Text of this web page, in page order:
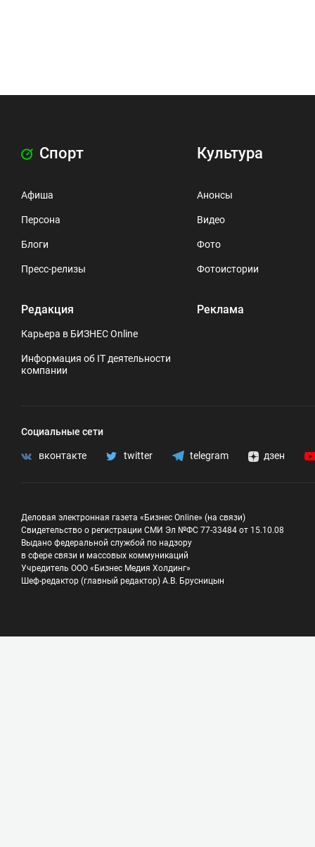
Спорт
Афиша
Персона
Блоги
Пресс-релизы
Редакция
Карьера в БИЗНЕС Online
Информация об IT деятельности
компании
Культура
Анонсы
Видео
Фото
Фотоистории
Реклама
Социальные сети
вконтакте twitter telegram дзен
Деловая электронная газета «Бизнес Online» (на связи)
Свидетельство о регистрации СМИ Эл №ФС 77-33484 от 15.10.08
Выдано федеральной службой по надзору
в сфере связи и массовых коммуникаций
Учредитель ООО «Бизнес Медия Холдинг»
Шеф-редактор (главный редактор) А.В. Брусницын